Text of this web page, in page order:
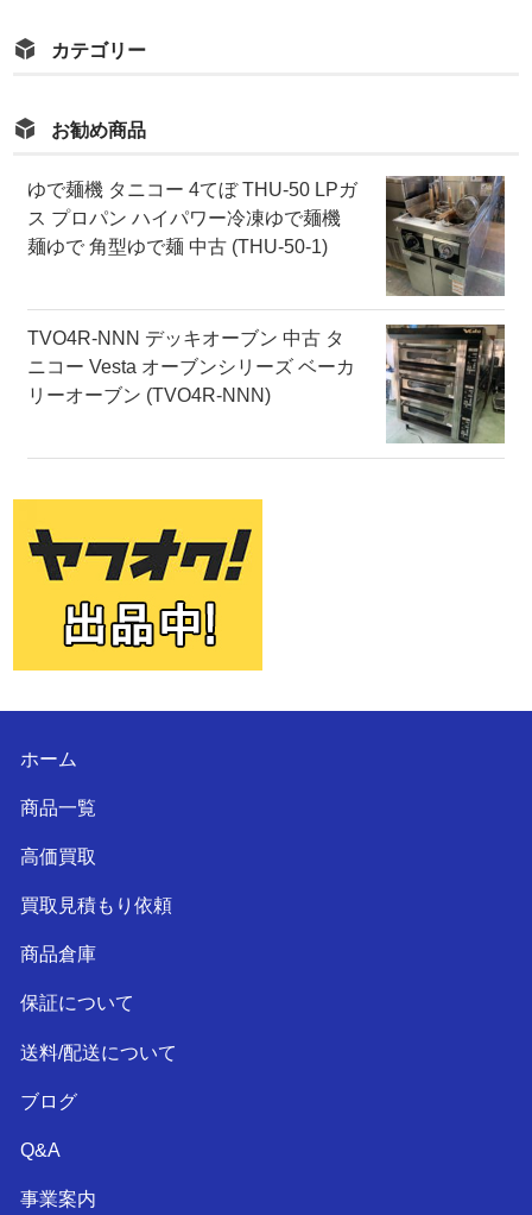
カテゴリー
お勧め商品
ゆで麺機 タニコー 4てぼ THU-50 LPガ
ス プロパン ハイパワー冷凍ゆで麺機
麺ゆで 角型ゆで麺 中古 (THU-50-1)
TVO4R-NNN デッキオーブン 中古 タ
ニコー Vesta オーブンシリーズ ベーカ
リーオーブン (TVO4R-NNN)
ホーム
商品一覧
高価買取
買取見積もり依頼
商品倉庫
保証について
送料/配送について
ブログ
Q&A
事業案内